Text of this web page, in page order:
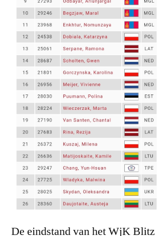
De eindstand van het WjK Blitz